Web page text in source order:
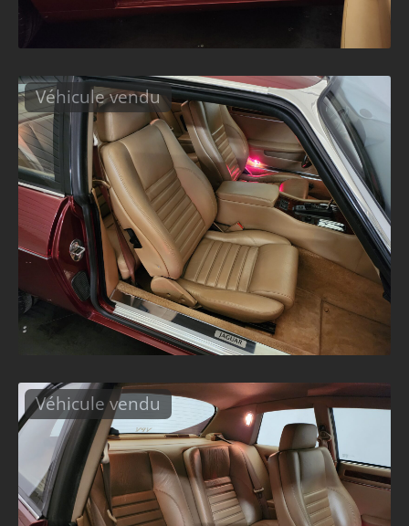
Véhicule vendu
Véhicule vendu